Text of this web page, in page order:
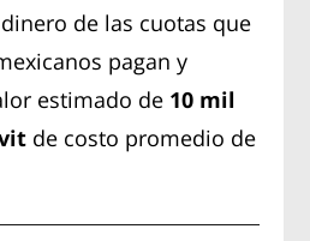
de las cuotas que
pagan y
estimado de 10 mil
de costo promedio de